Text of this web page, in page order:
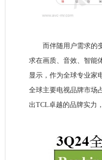
而伴随用户需求的变
求在画质、音效、智能
显示，作为全球专业家
全球主要电视品牌市场
出TCL卓越的品牌实力